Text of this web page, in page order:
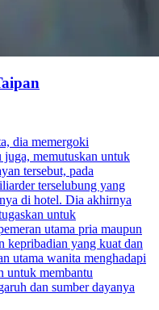
dia memergoki
juga, memutuskan untuk
tersebut, pada
terselubung yang
di hotel. Dia akhirnya
untuk
utama pria maupun
kepribadian yang kuat dan
utama wanita menghadapi
untuk membantu
dan sumber dayanya